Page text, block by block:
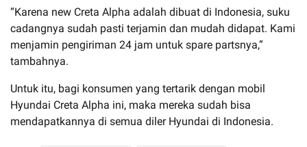
“Karena new Creta Alpha adalah dibuat di Indonesia, suku
cadangnya sudah pasti terjamin dan mudah didapat. Kami
menjamin pengiriman 24 jam untuk spare partsnya,”
tambahnya.
Untuk itu, bagi konsumen yang tertarik dengan mobil
Hyundai Creta Alpha ini, maka mereka sudah bisa
mendapatkannya di semua diler Hyundai di Indonesia.